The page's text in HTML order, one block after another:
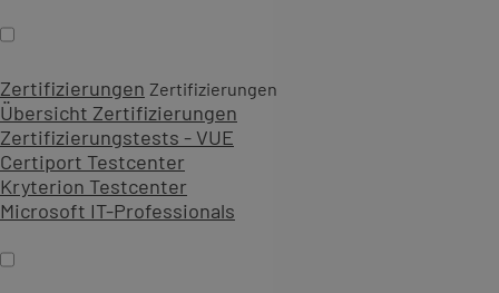
Zertifizierungen Zertifizierungen
Übersicht Zertifizierungen
Zertifizierungstests - VUE
Certiport Testcenter
Kryterion Testcenter
Microsoft IT-Professionals